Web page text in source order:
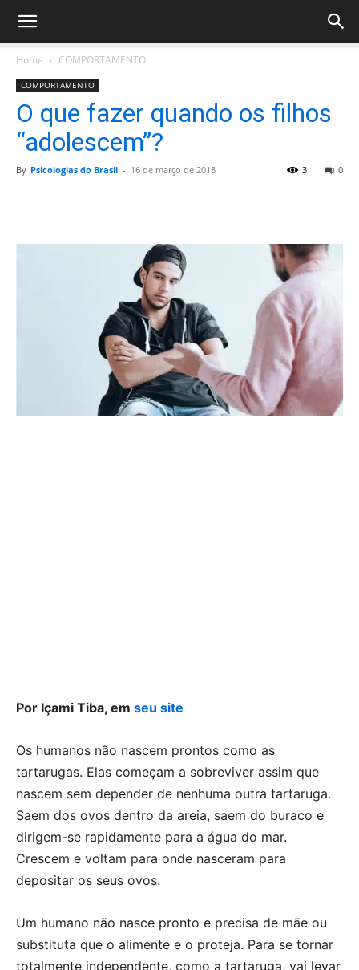
Home COMPORTAMENTO
COMPORTAMENTO
O que fazer quando os filhos
“adolescem”?
By Psicologias do Brasil - 16 de março de 2018 0
3
Por Içami Tiba, em seu site
Os humanos não nascem prontos como as
tartarugas. Elas começam a sobreviver assim que
nascem sem depender de nenhuma outra tartaruga.
Saem dos ovos dentro da areia, saem do buraco e
dirigem-se rapidamente para a água do mar.
Crescem e voltam para onde nasceram para
depositar os seus ovos.
Um humano não nasce pronto e precisa de mãe ou
substituta que o alimente e o proteja. Para se tornar
totalmente independente, como a tartaruga, vai levar